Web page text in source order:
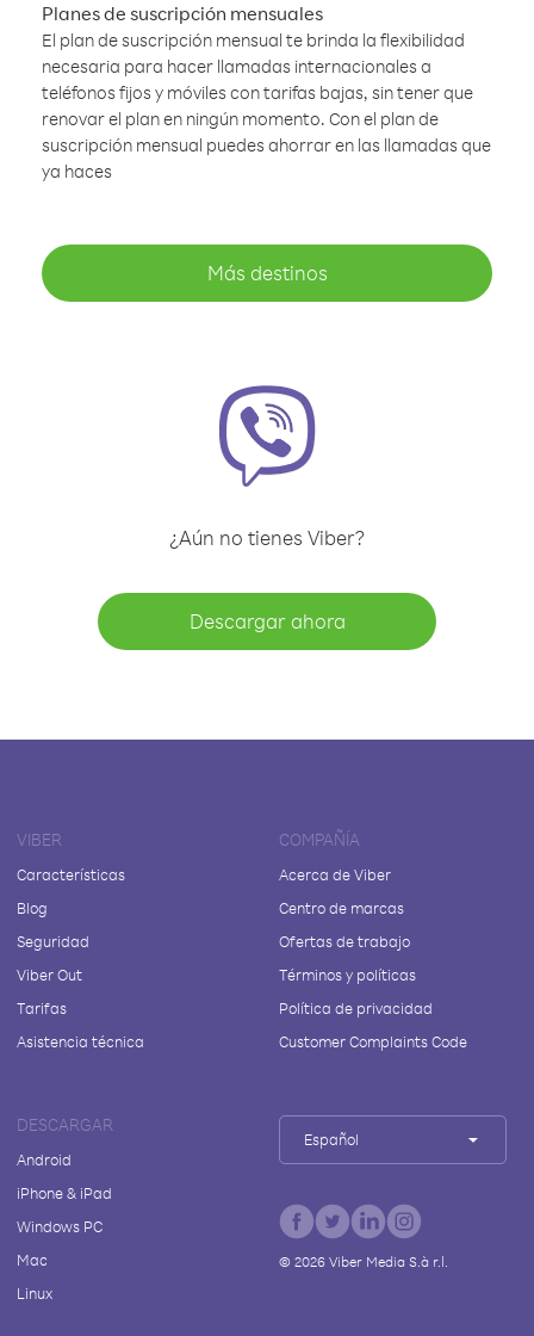
Planes de suscripción mensuales
El plan de suscripción mensual te brinda la flexibilidad
necesaria para hacer llamadas internacionales a
teléfonos fijos y móviles con tarifas bajas, sin tener que
renovar el plan en ningún momento. Con el plan de
suscripción mensual puedes ahorrar en las llamadas que
ya haces
Más destinos
¿Aún no tienes Viber?
Descargar ahora
VIBER
Características
Blog
Seguridad
Viber Out
Tarifas
Asistencia técnica
COMPAÑÍA
Acerca de Viber
Centro de marcas
Ofertas de trabajo
Términos y políticas
Política de privacidad
Customer Complaints Code
DESCARGAR
Android
iPhone & iPad
Windows PC
Mac
Linux
Español
© 2026Viber Media S.à r.l.